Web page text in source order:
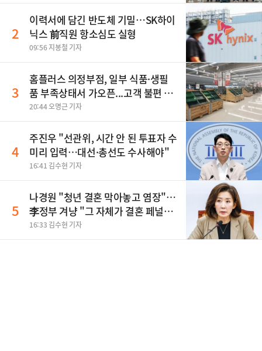
2
이력서에 담긴 반도체 기밀…SK하이
닉스 前직원 항소심도 실형
09:56 지봉철 기자
3
홈플러스 의정부점, 일부 식품·생필
품 부족상태서 가오픈...고객 불편 가
중
20:44 오명근 기자
4
주진우 "선관위, 시간 안 된 투표자 수
미리 입력…대선·총선도 수사해야"
16:41 김수현 기자
5
나경원 "청년 결혼 막아놓고 염장"…
李정부 겨냥 "그 자체가 결혼 페널
티"
16:33 김수현 기자